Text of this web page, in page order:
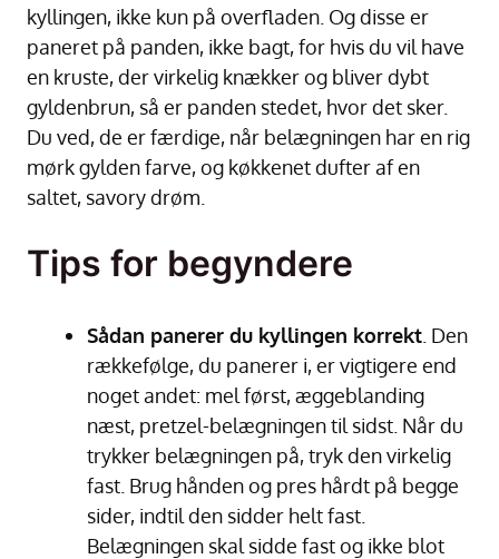
kyllingen, ikke kun på overfladen. Og disse er
paneret på panden, ikke bagt, for hvis du vil have
en kruste, der virkelig knækker og bliver dybt
gyldenbrun, så er panden stedet, hvor det sker.
Du ved, de er færdige, når belægningen har en rig
mørk gylden farve, og køkkenet dufter af en
saltet, savory drøm.
Tips for begyndere
Sådan panerer du kyllingen korrekt . Den
rækkefølge, du panerer i, er vigtigere end
noget andet: mel først, æggeblanding
næst, pretzel-belægningen til sidst. Når du
trykker belægningen på, tryk den virkelig
fast. Brug hånden og pres hårdt på begge
sider, indtil den sidder helt fast.
Belægningen skal sidde fast og ikke blot